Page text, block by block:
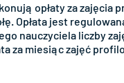
opłaty za zajęcia
Opłata jest
nauczyciela liczby
za miesiąc zajęć